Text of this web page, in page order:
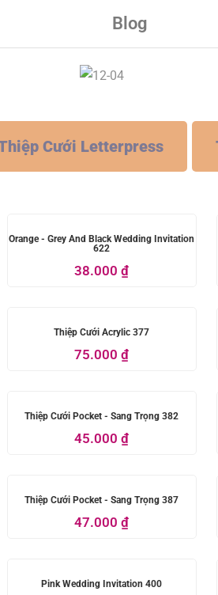
Blog
Cưới Letterpress
Orange - Grey And Black Wedding Invitation
622
38.000₫
Thiệp Cưới Acrylic 377
75.000₫
Thiệp Cưới Pocket - Sang Trọng 382
45.000₫
Thiệp Cưới Pocket - Sang Trọng 387
47.000₫
Pink Wedding Invitation 400